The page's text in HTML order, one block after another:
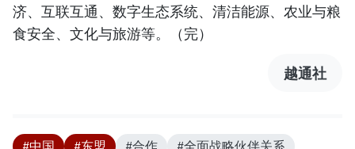
济、互联互通、数字生态系统、清洁能源、农业与粮
食安全、文化与旅游等。（完）
越通社
#中国 #东盟 #合作
#全面战略伙伴关系